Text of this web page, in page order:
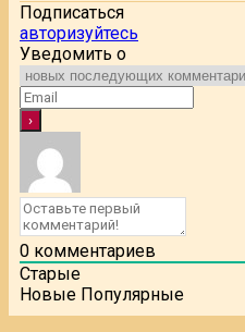
Подписаться
авторизуйтесь
Уведомить о
0 комментариев
Старые
Новые Популярные